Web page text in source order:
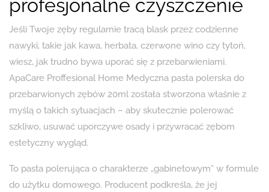
profesjonalne czyszczenie
Jeśli Twoje zęby regularnie tracą blask przez codzienne
nawyki, takie jak kawa, herbata, czerwone wino czy tytoń,
wiesz, jak trudno bywa uporać się z przebarwieniami.
ApaCare Proffesional Home Medyczna pasta polerska do
przebarwionych zębów 20ml została stworzona właśnie z
myślą o takich sytuacjach – aby skutecznie polerować
szkliwo, usuwać uporczywe osady i przywracać zębom
estetyczny wygląd.
To pasta polerująca o charakterze „gabinetowym” w formule
do użytku domowego. Producent podkreśla, że jej